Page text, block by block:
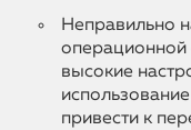
Неправильно
операционной
высокие
привести к